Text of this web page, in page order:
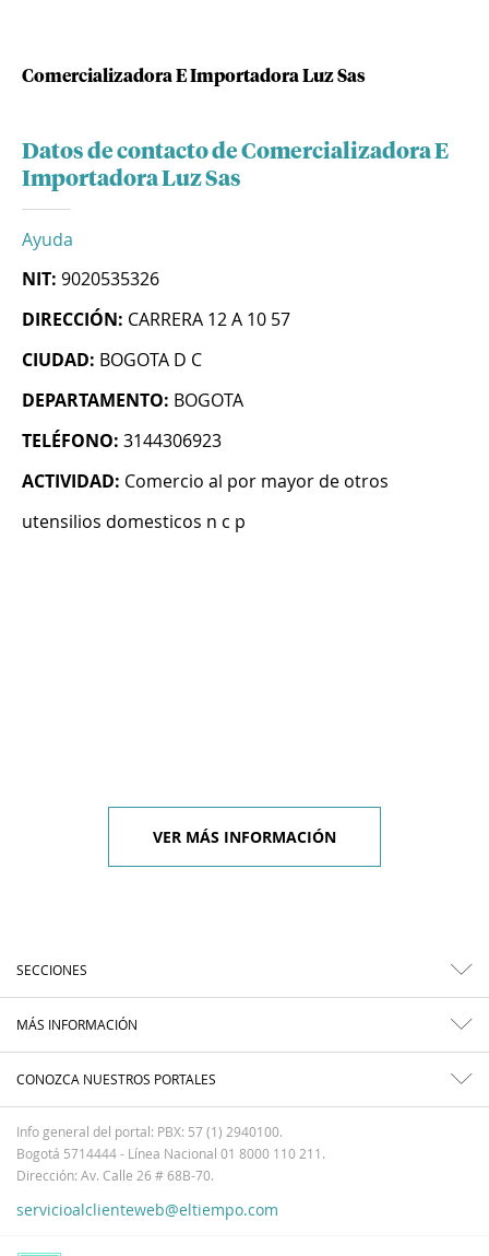
Comercializadora E Importadora Luz Sas
Datos de contacto de Comercializadora E
Importadora Luz Sas
Ayuda
NIT: 9020535326
DIRECCIÓN: CARRERA 12 A 10 57
CIUDAD: BOGOTA D C
DEPARTAMENTO: BOGOTA
TELÉFONO: 3144306923
ACTIVIDAD: Comercio al por mayor de otros
utensilios domesticos n c p
VER MÁS INFORMACIÓN
SECCIONES
MÁS INFORMACIÓN
CONOZCA NUESTROS PORTALES
Info general del portal: PBX: 57 (1) 2940100.
Bogotá 5714444 - Línea Nacional 01 8000 110 211.
Dirección: Av. Calle 26 # 68B-70.
servicioalclienteweb@eltiempo.com